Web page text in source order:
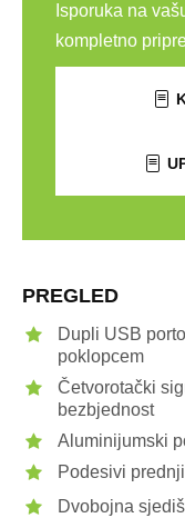
Isporuka na
kompletno
PREGLED
Dupli USB
poklopcem
Četvorotački
bezbjednost
Aluminijumski
Podesivi
Dvobojna